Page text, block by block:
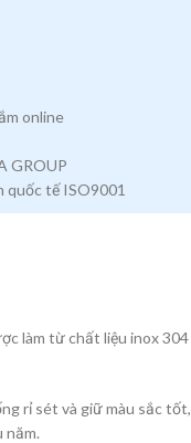
online
GROUP
tế ISO9001
làm từ chất liệu inox 304
rỉ sét và giữ màu sắc tốt,
năm.